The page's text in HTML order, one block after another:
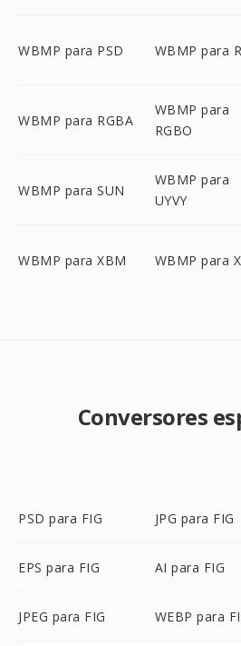
WBMP para PSD WBMP para
WBMP para RGBA
WBMP para
RGBO
WBMP para SUN
WBMP para
UYVY
WBMP para XBM WBMP para
Conversores
PSD para FIG JPG para FIG
EPS para FIG AI para FIG
JPEG para FIG WEBP para